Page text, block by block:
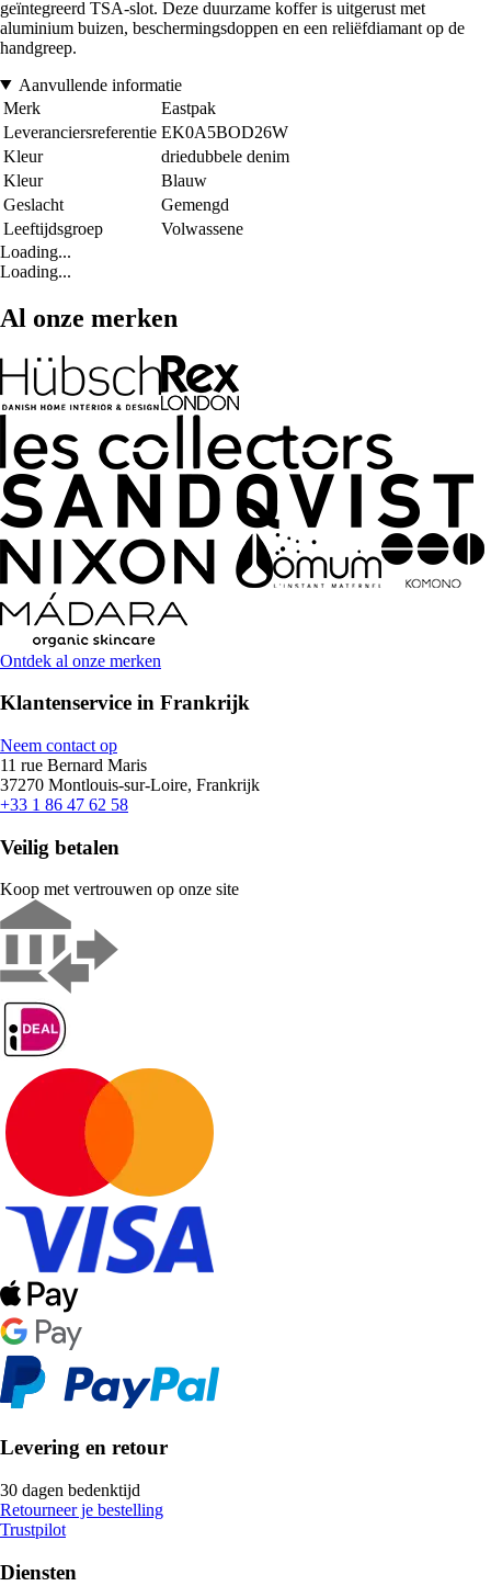
geïntegreerd TSA-slot. Deze duurzame koffer is uitgerust met
aluminium buizen, beschermingsdoppen en een reliëfdiamant op de
handgreep.
Aanvullende informatie
Merk
Eastpak
Leveranciersreferentie EK0A5BOD26W
Kleur
driedubbele denim
Kleur
Blauw
Geslacht
Gemengd
Leeftijdsgroep
Volwassene
Loading...
Loading...
Al onze merken
Ontdek al onze merken
Klantenservice in Frankrijk
Neem contact op
11 rue Bernard Maris
37270 Montlouis-sur-Loire, Frankrijk
+33 1 86 47 62 58
Veilig betalen
Koop met vertrouwen op onze site
Levering en retour
30 dagen bedenktijd
Retourneer je bestelling
Trustpilot
Diensten